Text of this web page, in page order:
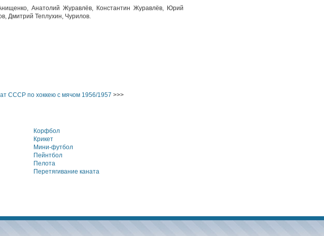
Анатолий Журавлёв, Константин Журавлёв, Юрий
Дмитрий Теплухин, Чурилов.
СССР по хоккею с мячом 1956/1957 >>>
Корфбол
Крикет
Мини-футбол
Пейнтбол
Пелота
Перетягивание каната